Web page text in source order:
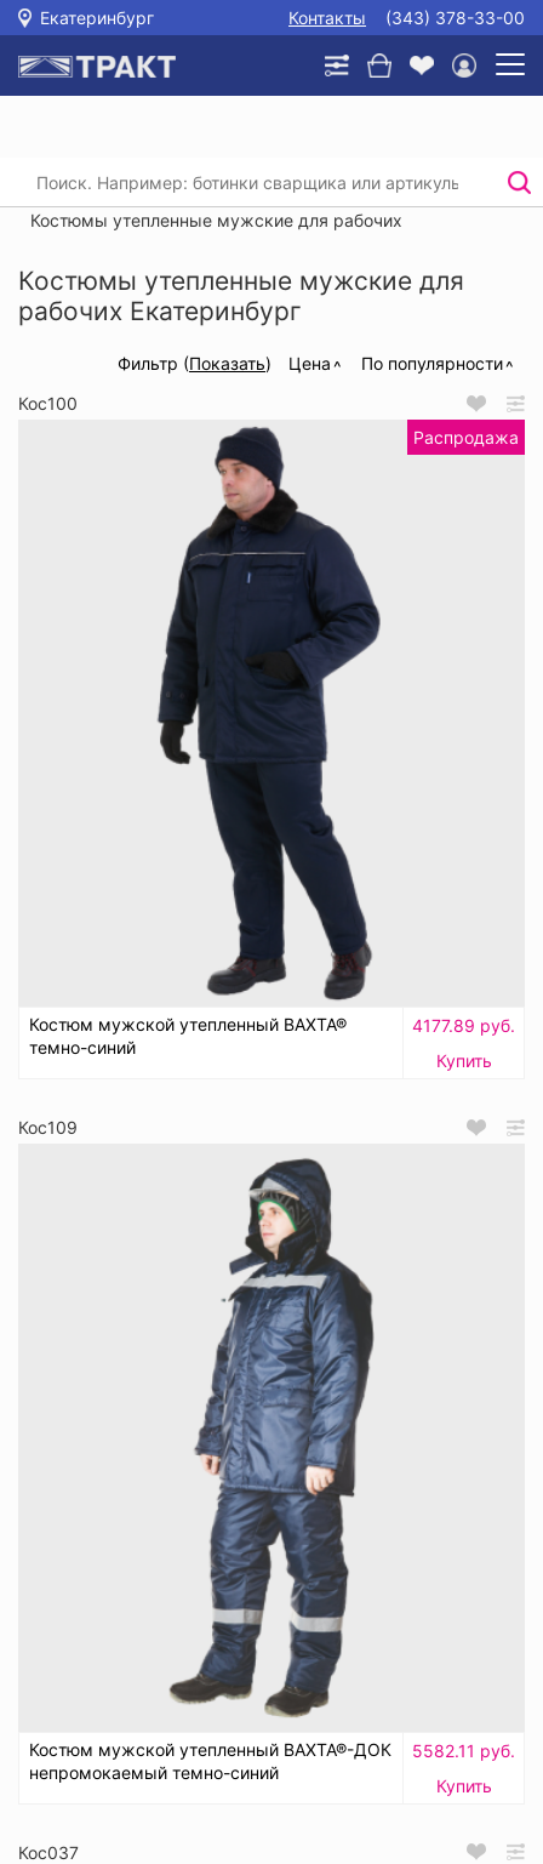
Екатеринбург Контакты (343) 378-33-00
Главная / /
Утепленные рабочие костюмы
Костюмы утепленные мужские для рабочих
Костюмы утепленные мужские для
рабочих Екатеринбург
Фильтр (Показать) Цена
По популярности
Кос100
Распродажа
Костюм мужской утепленный ВАХТА®
темно-синий
4177.89 руб.
Купить
Кос109
Костюм мужской утепленный ВАХТА®-ДОК
непромокаемый темно-синий
5582.11 руб.
Купить
Кос037